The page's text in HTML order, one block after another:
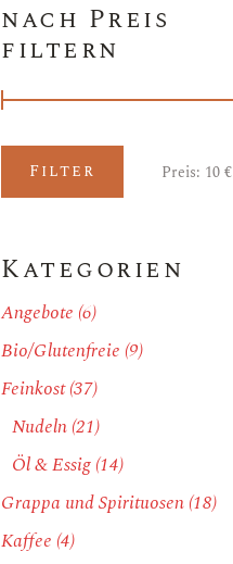
nach Preis
filtern
Min.
Preis
Max.
Preis
Filter Preis: 10 €
Kategorien
Angebote (6)
Bio/Glutenfreie (9)
Feinkost(37)
Nudeln(21)
Öl & Essig(14)
Grappa und Spirituosen(18)
Kaffee (4)